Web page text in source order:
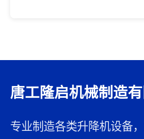
唐工隆启机械制造
专业制造各类升降机设备